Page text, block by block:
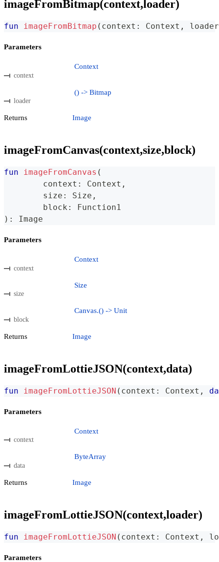
imageFromBitmap(context,loader)
fun imageFromBitmap ( context : Context , loader
Parameters
context
Context
loader
() -> Bitmap
Returns Image
imageFromCanvas(context,size,block)
fun imageFromCanvas (
	context
: Context ,
	size
: Size ,
	block
:
Function1
) : Image
Parameters
context
Context
size
Size
block
Canvas.() -> Unit
Returns Image
imageFromLottieJSON(context,data)
fun imageFromLottieJSON ( context : Context ,
Parameters
context
Context
data
ByteArray
Returns Image
imageFromLottieJSON(context,loader)
fun imageFromLottieJSON ( context : Context ,
Parameters